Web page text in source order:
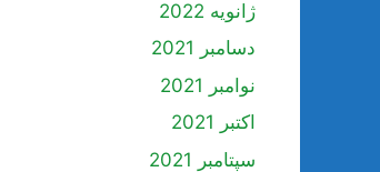
ژانویه 2022
دسامبر 2021
نوامبر 2021
اکتبر 2021
سپتامبر 2021